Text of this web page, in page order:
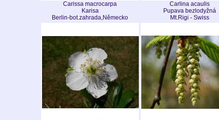
Carissa macrocarpa
Karisa
Berlin-bot.zahrada,Německo
Carlina acaulis
Pupava bezlodyžná
Mt.Rigi - Swiss